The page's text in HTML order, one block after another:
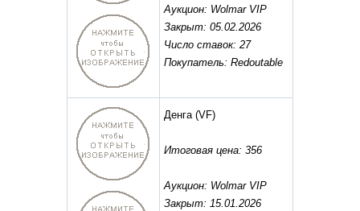
Аукцион: Wolmar VIP
Закрыт: 05.02.2026
Число ставок: 27
Покупатель: Redoutable
Денга(VF)
Итоговая цена: 356
Аукцион: Wolmar VIP
Закрыт: 15.01.2026